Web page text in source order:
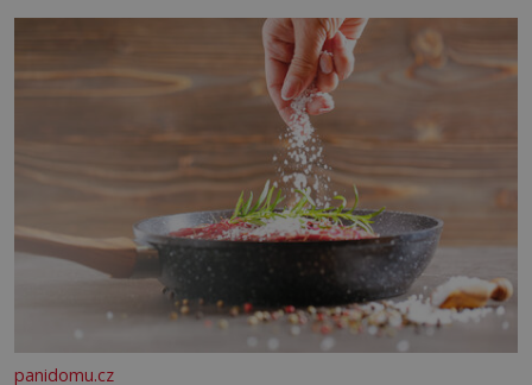
Když se ke mně doneslo, že si manžel pořídil milenku,
panidomu.cz